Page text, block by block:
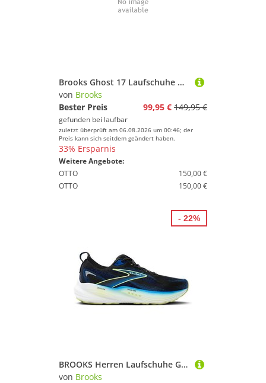
Brooks Ghost 17 Laufschuhe Damen Bluewash/Nightlife/Yucca B (normal) 38,5
von Brooks
Bester Preis
99,95 € 149,95 €
gefunden bei laufbar
zuletzt überprüft am 06.08.2026 um 00:46; der
Preis kann sich seitdem geändert haben.
33% Ersparnis
Weitere Angebote:
OTTO
150,00 €
OTTO
150,00 €
BROOKS Herren Laufschuhe Glycerin 22
von Brooks
- 22%